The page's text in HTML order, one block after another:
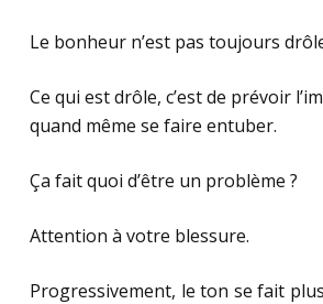
Le bonheur n’est pas toujours
Ce qui est drôle, c’est de prévoir
quand même se faire entuber.
Ça fait quoi d’être un problème ?
Attention à votre blessure.
Progressivement, le ton se fait